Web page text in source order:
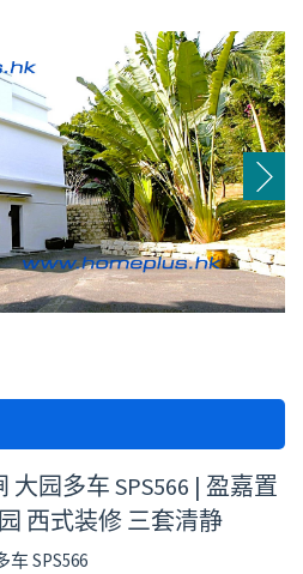
园多车 SPS566 | 盈嘉置
西式装修 三套清静
SPS566